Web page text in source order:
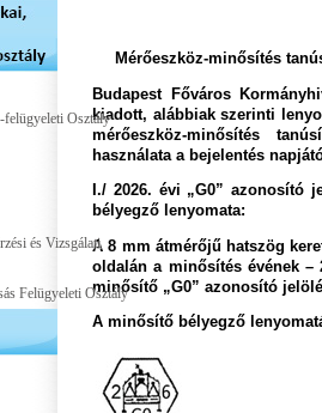
felügyeleti Osztály
és Vizsgálati
Felügyeleti Osztály
Mérőeszköz-minősítés
Budapest Főváros
kiadott, alábbiak szerinti
mérőeszköz-minősítés
használata a bejelentés
I./ 2026. évi „G0” azonosító
bélyegző lenyomata:
A 8 mm átmérőjű hatszög
oldalán a minősítés évének –
minősítő „G0” azonosító
A minősítő bélyegző